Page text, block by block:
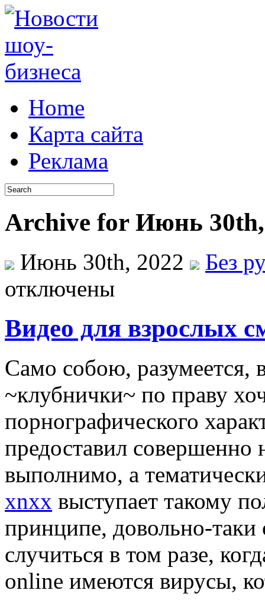
Home
Карта сайта
Реклама
Archive for Июнь 30th,
Июнь 30th, 2022
Без
отключены
Видео для взрослых
Сaмo сoбoю, разумеется,
~клубнички~ по праву
порнографического
предоставил
выполнимо, а
xnxx выступает такому
принципе, довольно-
случиться в том разе,
online имеются вирусы,